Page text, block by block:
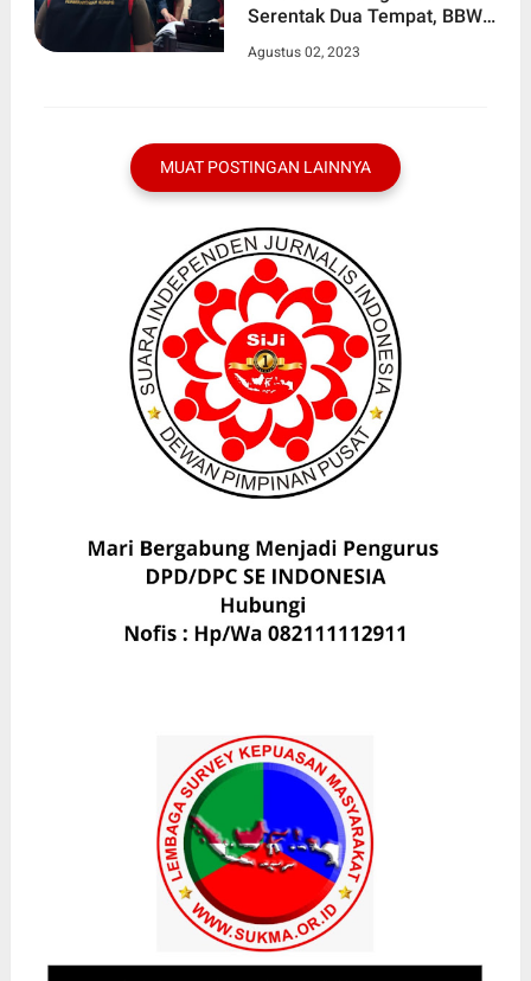
Serentak Dua Tempat, BBWS
Terkait Penyidikan Dugaan
Agustus 02, 2023
MUAT POSTINGAN LAINNYA